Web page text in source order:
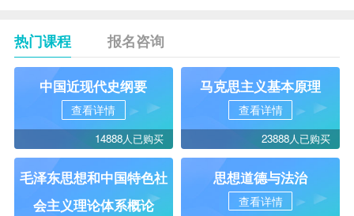
热门课程 报名咨询
中国近现代史纲要
查看详情
14888人已购买
马克思主义基本原理
查看详情
23888人已购买
毛泽东思想和中国特色社
会主义理论体系概论
思想道德与法治
查看详情